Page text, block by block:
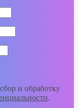
и обработку
.